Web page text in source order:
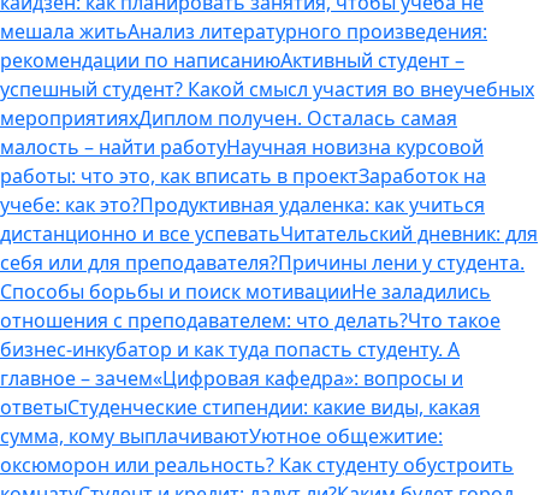
мешала житьАнализ литературного произведения:
рекомендации по написаниюАктивный студент –
успешный студент? Какой смысл участия во внеучебных
мероприятияхДиплом получен. Осталась самая
малость – найти работуНаучная новизна курсовой
работы: что это, как вписать в проектЗаработок на
учебе: как это?Продуктивная удаленка: как учиться
дистанционно и все успеватьЧитательский дневник: для
себя или для преподавателя?Причины лени у студента.
Способы борьбы и поиск мотивацииНе заладились
отношения с преподавателем: что делать?Что такое
бизнес-инкубатор и как туда попасть студенту. А
главное – зачем«Цифровая кафедра»: вопросы и
ответыСтуденческие стипендии: какие виды, какая
сумма, кому выплачиваютУютное общежитие:
оксюморон или реальность? Как студенту обустроить